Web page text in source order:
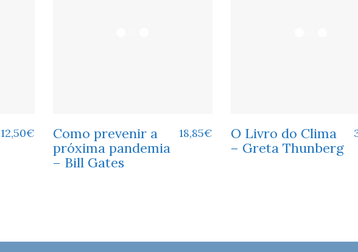
12,50€
Como prevenir a
próxima pandemia
– Bill Gates
18,85€
O Livro do Clima
– Greta Thunberg